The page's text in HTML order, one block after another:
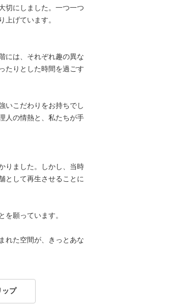
切にしました。一つ一つ
上げています。
には、それぞれ趣の異な
たりとした時間を過ごす
いこだわりをお持ちでし
人の情熱と、私たちが手
りました。しかし、当時
として再生させることに
を願っています。
れた空間が、きっとあな
ップ